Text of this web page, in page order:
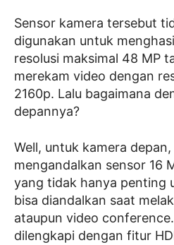
Sensor kamera tersebut
digunakan untuk
resolusi maksimal 48 MP
merekam video dengan
2160p. Lalu bagaimana
depannya?
Well, untuk kamera
mengandalkan sensor 16
yang tidak hanya penting
bisa diandalkan saat
ataupun video
dilengkapi dengan fitur